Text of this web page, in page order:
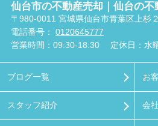
仙台市の不動産売却｜仙台の不
〒980-0011 宮城県仙台市青葉区上杉
電話番号： 0120645777
営業時間：09:30-18:30
定休日：水
ブログ一覧
スタッフ紹介
お
会